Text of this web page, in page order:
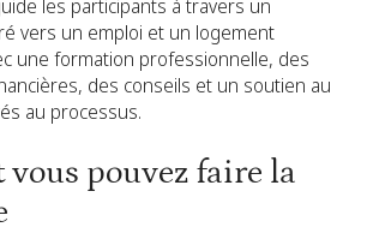
les participants à travers un
vers un emploi et un logement
une formation professionnelle, des
des conseils et un soutien au
au processus.
pouvez faire la